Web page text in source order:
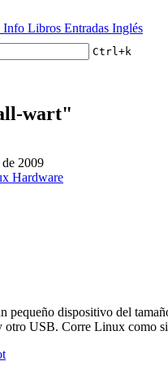
Info Libros Entradas Inglés
Ctrl+k
wart"
2009
Hardware
pequeño dispositivo del
otro USB. Corre Linux como